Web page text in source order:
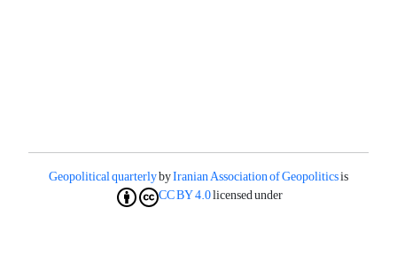
Geopolitical quarterlybyIranian Association of Geopoliticsis
licensed under
CC BY 4.0